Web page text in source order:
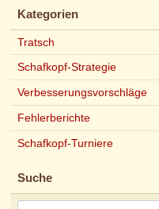
Kategorien
Tratsch
Schafkopf-Strategie
Verbesserungsvorschläge
Fehlerberichte
Schafkopf-Turniere
Suche